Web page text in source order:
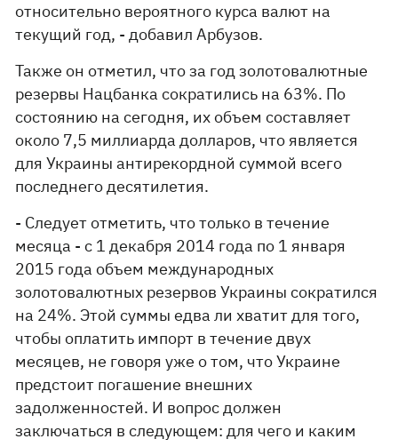
относительно вероятного курса валют на
текущий год, - добавил Арбузов.
Также он отметил, что за год золотовалютные
резервы Нацбанка сократились на 63%. По
состоянию на сегодня, их объем составляет
около 7,5 миллиарда долларов, что является
для Украины антирекордной суммой всего
последнего десятилетия.
- Следует отметить, что только в течение
месяца - с 1 декабря 2014 года по 1 января
2015 года объем международных
золотовалютных резервов Украины сократился
на 24%. Этой суммы едва ли хватит для того,
чтобы оплатить импорт в течение двух
месяцев, не говоря уже о том, что Украине
предстоит погашение внешних
задолженностей. И вопрос должен
заключаться в следующем: для чего и каким